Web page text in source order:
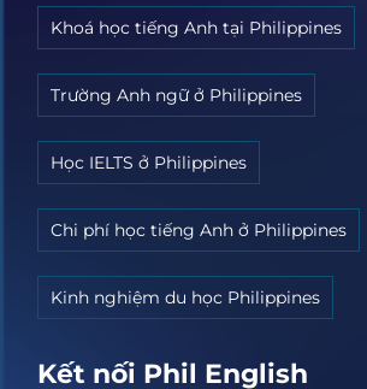
Khoá học tiếng Anh tại Philippines
Trường Anh ngữ ở Philippines
Học IELTS ở Philippines
Chi phí học tiếng Anh ở Philippines
Kinh nghiệm du học Philippines
Kết nối Phil English